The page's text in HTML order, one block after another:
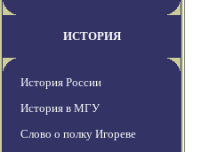
ИСТОРИЯ
История России
История в МГУ
Слово о полку Игореве